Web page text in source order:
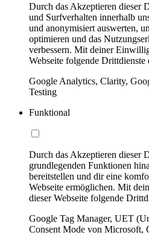
Durch das Akzeptieren dieser
und Surfverhalten innerhalb
und anonymisiert auswerten,
optimieren und das
verbessern. Mit deiner
Webseite folgende Drittdienste
Google Analytics, Clarity,
Testing
Funktional
Durch das Akzeptieren dieser
grundlegenden Funktionen
bereitstellen und dir eine
Webseite ermöglichen. Mit
dieser Webseite folgende
Google Tag Manager, UET
Consent Mode von Microsoft,